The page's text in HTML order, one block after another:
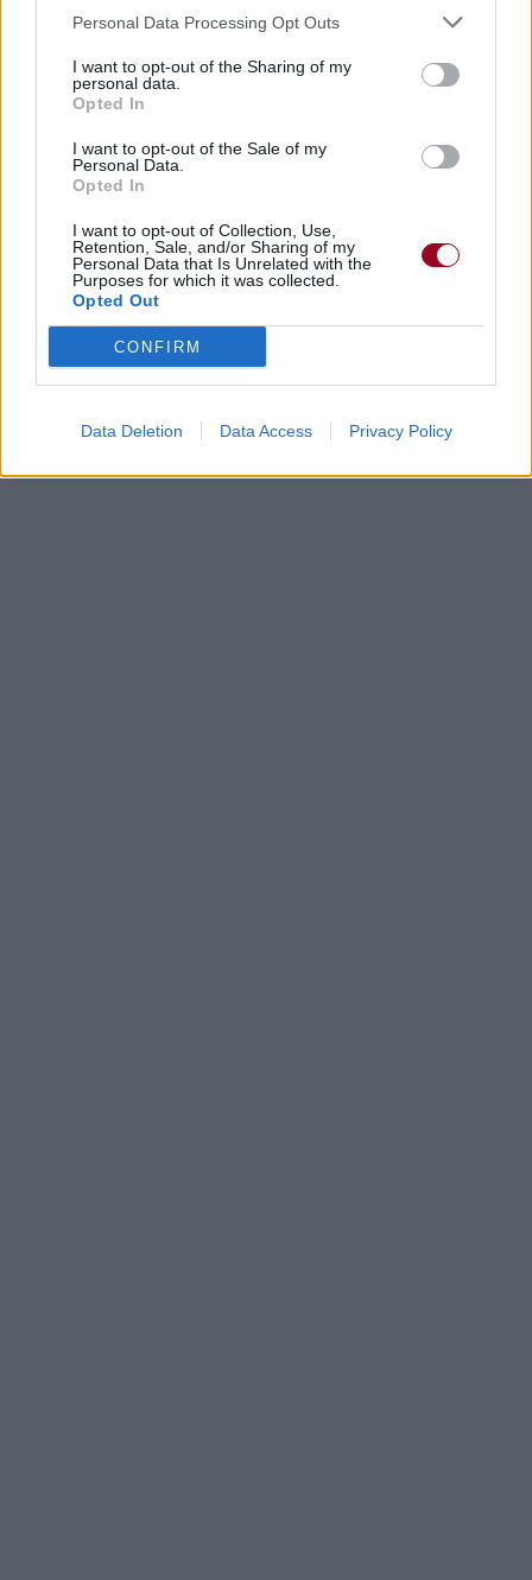
Personal Data Processing Opt Outs
I want to opt-out of the Sharing of my
personal data.
Opted In
I want to opt-out of the Sale of my
Personal Data.
Opted In
I want to opt-out of Collection, Use,
Retention, Sale, and/or Sharing of my
Personal Data that Is Unrelated with the
Purposes for which it was collected.
Opted Out
CONFIRM
Data Deletion Data Access Privacy Policy